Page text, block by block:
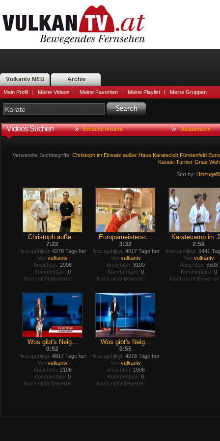
Vulkantv NEU Archiv
Mein Profil | Meine Videos | Meine Favoriten | Meine Playlist | Meine Gruppen
Videos Suchen Einfache Ansicht Detailansicht
Verwandte Suchbegriffe: Christoph im Einsatz außer Haus Karateclub Fürstenfeld
Karate-Turnier Gnas
Sort by:
Christoph auße...
7:22
Hinzugef�gt: 4278 Tage her
Von vulkantv
Ansichten: 2906
Kommentare: 0
Noch nicht Bewertet
Europameistersc...
3:32
Hinzugef�gt: 4817 Tage her
Von vulkantv
Ansichten: 3109
Kommentare: 0
Noch nicht Bewertet
Karatecamp im
2:58
Hinzugef�gt: 5441
Von vulkantv
Ansichten: 5508
Kommentare: 0
Noch nicht Bewertet
Wos gibt's Neig...
0:52
Hinzugef�gt: 4817 Tage her
Von vulkantv
Ansichten: 2106
Kommentare: 0
Noch nicht Bewertet
Wos gibt's Neig...
0:55
Hinzugef�gt: 4278 Tage her
Von vulkantv
Ansichten: 1606
Kommentare: 0
Noch nicht Bewertet